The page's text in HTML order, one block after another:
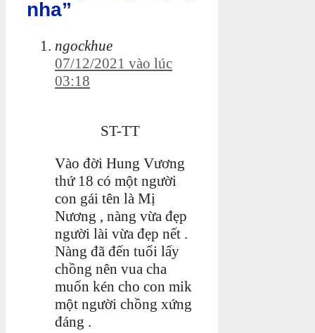
nha”
ngockhue
07/12/2021 vào lúc
03:18
ST-TT
Vào đời Hung Vương
thứ 18 có một người
con gái tên là Mị
Nương , nàng vừa đẹp
người lài vừa đẹp nết .
Nàng đã đến tuổi lấy
chồng nên vua cha
muốn kén cho con mik
một người chồng xứng
đáng .